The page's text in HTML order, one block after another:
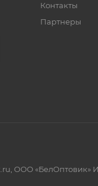
Контакты
Партнеры
ООО «БелОптовик»